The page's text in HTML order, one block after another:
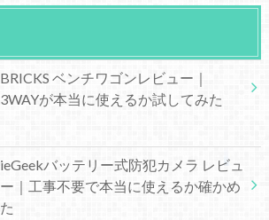
BRICKS ベンチワゴンレビュー｜
3WAYが本当に使えるか試してみた
ieGeekバッテリー式防犯カメラ レビュ
ー｜工事不要で本当に使えるか確かめ
た